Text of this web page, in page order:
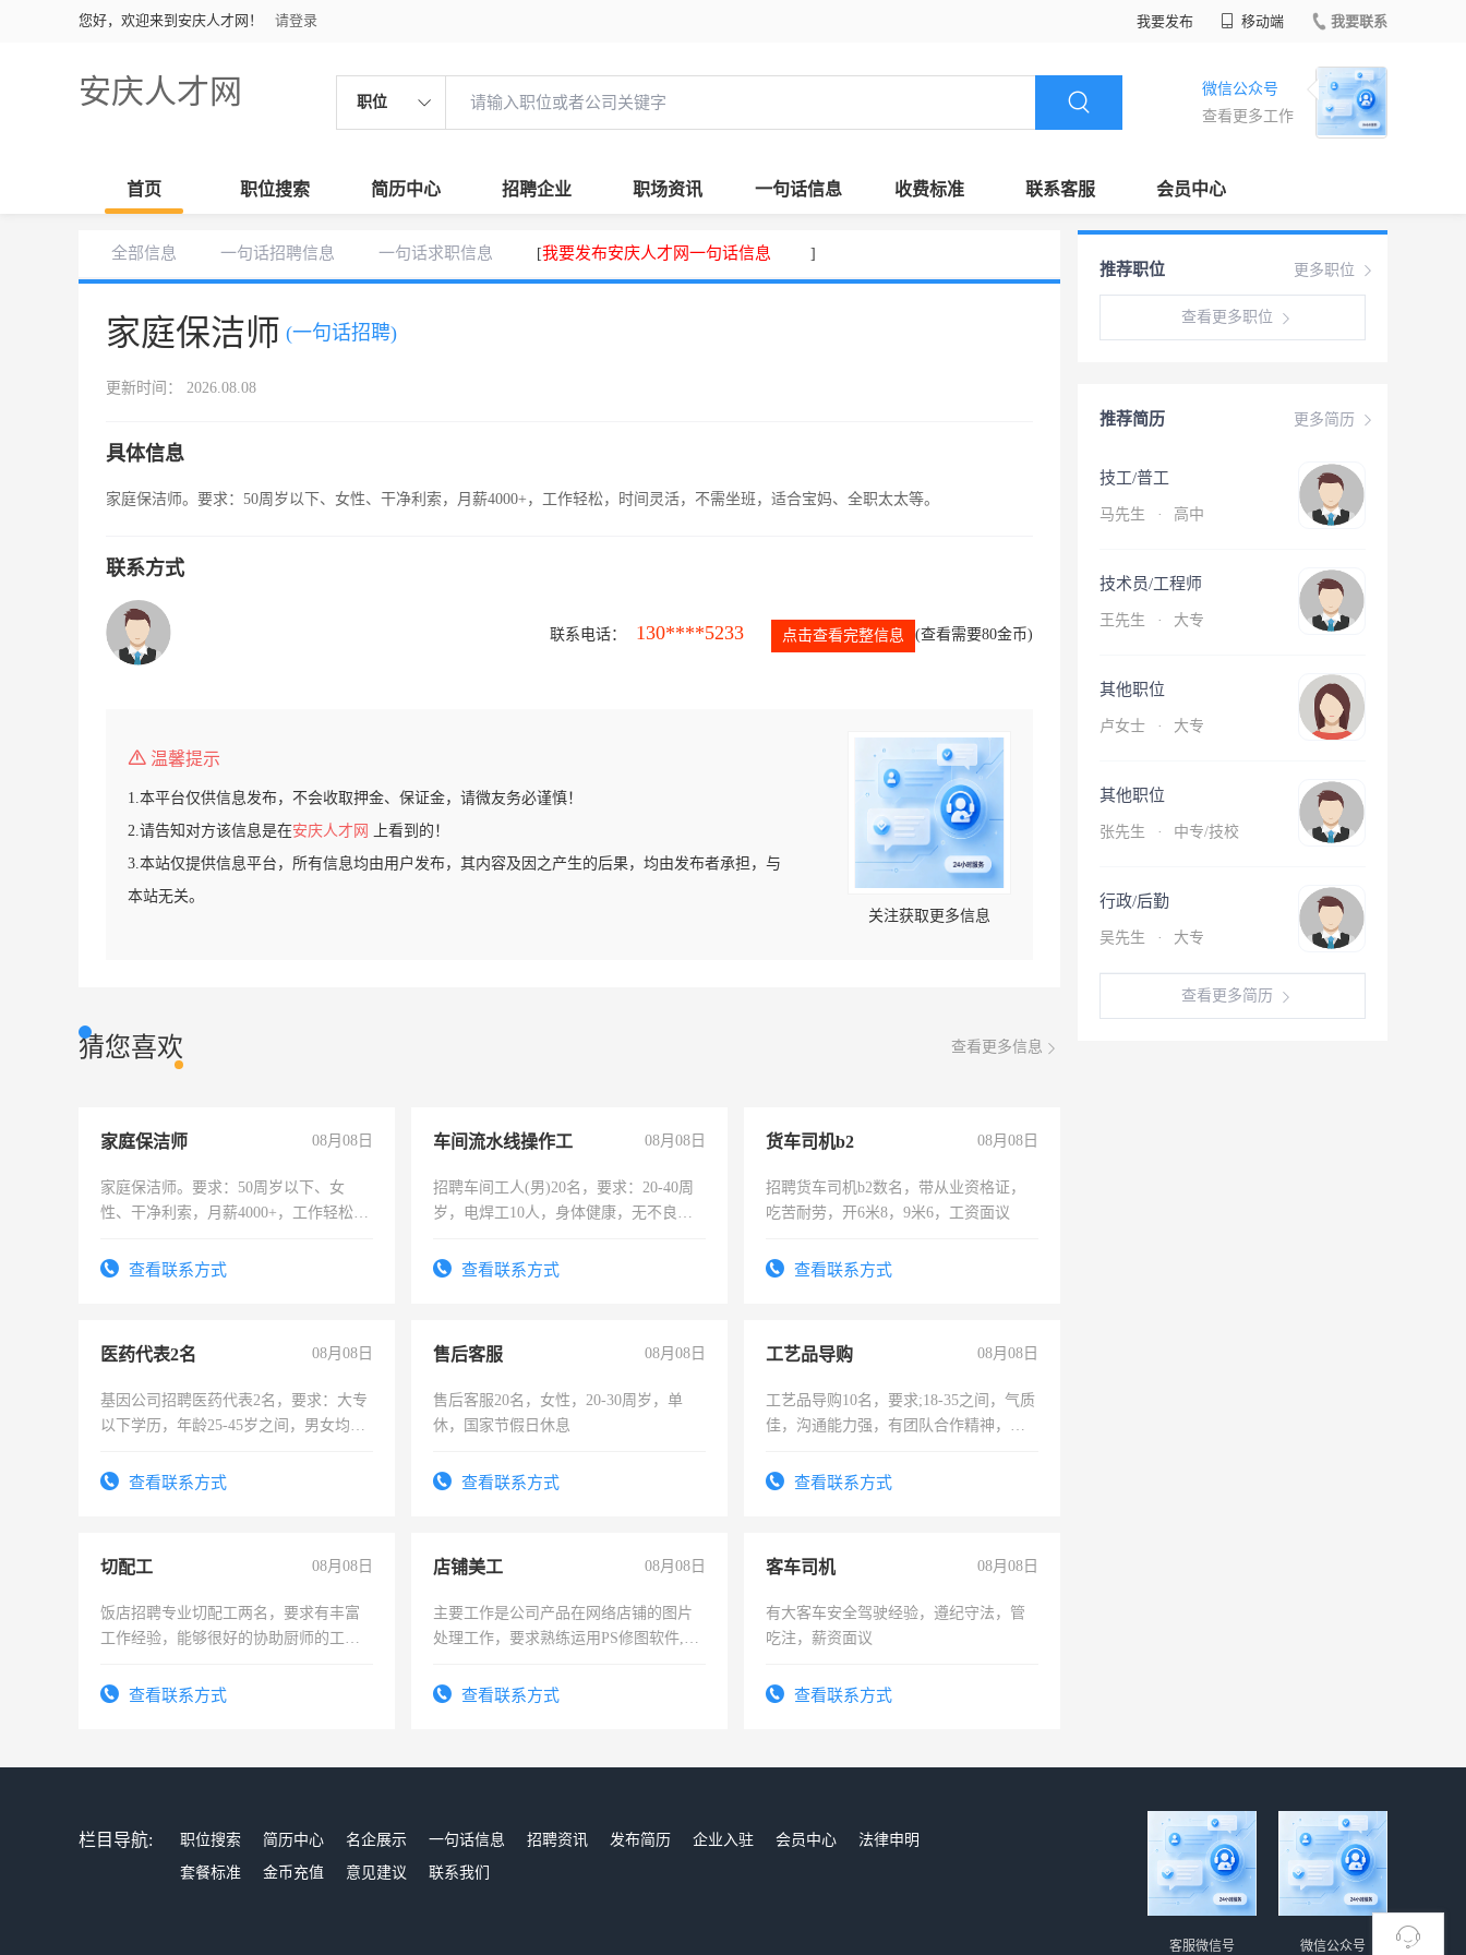
您好，欢迎来到安庆人才网！ 请登录 我要发布 移动端 我要联系
安庆人才网 职位
微信公众号
查看更多工作
首页 职位搜索 简历中心 招聘企业 职场资讯 一句话信息 收费标准 联系客服 会员中心
全部信息 一句话招聘信息 一句话求职信息 [我要发布安庆人才网一句话信息 ]
家庭保洁师 (一句话招聘)
更新时间： 2026.08.08
具体信息
家庭保洁师。要求：50周岁以下、女性、干净利索，月薪4000+，工作轻松，时间灵活，不需坐班，适合宝妈、全职太太等。
联系方式
联系电话： 130****5233 点击查看完整信息 (查看需要80金币)
温馨提示
1.本平台仅供信息发布，不会收取押金、保证金，请微友务必谨慎！
2.请告知对方该信息是在安庆人才网
上看到的！
3.本站仅提供信息平台，所有信息均由用户发布，其内容及因之产生的后果，均由发布者承担，与
本站无关。
关注获取更多信息
猜您喜欢 查看更多信息
家庭保洁师 08月08日
家庭保洁师。要求：50周岁以下、女
性、干净利索，月薪4000+，工作轻松，
太太等。查看联系方式
车间流水线操作工 08月08日
招聘车间工人(男)20名，要求：20-40周
岁，电焊工10人，身体健康，无不良嗜
宿，免费发放劳保用品，两班倒，每月
查看联系方式
货车司机b2 08月08日
招聘货车司机b2数名，带从业资格证，
吃苦耐劳，开6米8，9米6，工资面议
查看联系方式
医药代表2名 08月08日
基因公司招聘医药代表2名，要求：大专
以下学历，年龄25-45岁之间，男女均
表或者有医学资质的优先，底薪+绩效，
查看联系方式
售后客服 08月08日
售后客服20名，女性，20-30周岁，单
休，国家节假日休息
查看联系方式
工艺品导购 08月08日
工艺品导购10名，要求;18-35之间，气质
佳，沟通能力强，有团队合作精神，有
查看联系方式
切配工 08月08日
饭店招聘专业切配工两名，要求有丰富
工作经验，能够很好的协助厨师的工
4500。查看联系方式
店铺美工 08月08日
主要工作是公司产品在网络店铺的图片
处理工作，要求熟练运用PS修图软件,工
查看联系方式
客车司机 08月08日
有大客车安全驾驶经验，遵纪守法，管
吃注，薪资面议
查看联系方式
更多职位
推荐职位
查看更多职位
更多简历
推荐简历
技工/普工
马先生 · 高中
技术员/工程师
王先生 · 大专
其他职位
卢女士 · 大专
其他职位
张先生 · 中专/技校
行政/后勤
吴先生 · 大专
查看更多简历
栏目导航: 职位搜索 简历中心 名企展示 一句话信息 招聘资讯 发布简历 企业入驻 会员中心
法律申明
套餐标准
金币充值 意见建议 联系我们
微信公众号
客服微信号